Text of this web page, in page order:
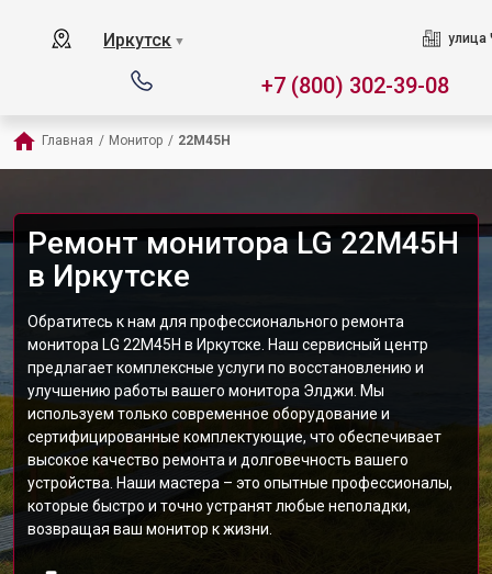
Иркутск ▼ улица
+7 (800) 302-39-08
Главная / Монитор / 22M45H
Ремонт монитора LG 22M45H
в Иркутске
Обратитесь к нам для профессионального ремонта
монитора LG 22M45H в Иркутске. Наш сервисный центр
предлагает комплексные услуги по восстановлению и
улучшению работы вашего монитора Элджи. Мы
используем только современное оборудование и
сертифицированные комплектующие, что обеспечивает
высокое качество ремонта и долговечность вашего
устройства. Наши мастера – это опытные профессионалы,
которые быстро и точно устранят любые неполадки,
возвращая ваш монитор к жизни.